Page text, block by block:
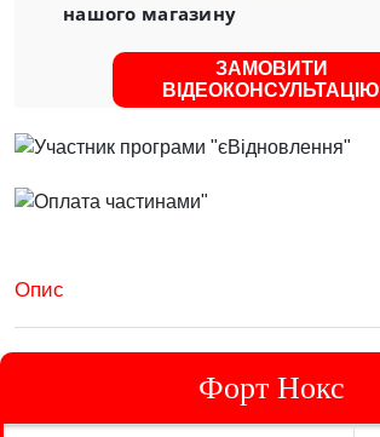
нашого магазину
ЗАМОВИТИ
ВІДЕОКОНСУЛЬТАЦІЮ
Опис
Форт Нокс